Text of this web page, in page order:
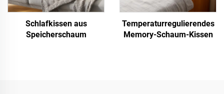
Schlafkissen aus
Speicherschaum
Temperaturregulierendes
Memory-Schaum-Kissen